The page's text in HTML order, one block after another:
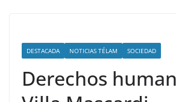
DESTACADA NOTICIAS TÉLAM SOCIEDAD
Derechos